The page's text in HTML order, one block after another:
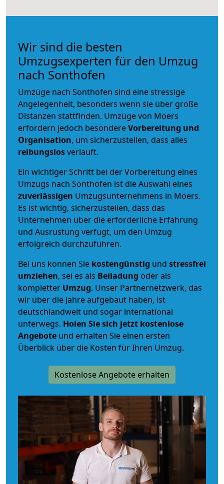
Wir sind die besten
Umzugsexperten für den Umzug
nach Sonthofen
Umzüge nach Sonthofen sind eine stressige
Angelegenheit, besonders wenn sie über große
Distanzen stattfinden. Umzüge von Moers
erfordern jedoch besondereVorbereitung und
Organisation, um sicherzustellen, dass alles
reibungslosverläuft.
Ein wichtiger Schritt bei der Vorbereitung eines
Umzugs nach Sonthofen ist die Auswahl eines
zuverlässigen Umzugsunternehmens in Moers.
Es ist wichtig, sicherzustellen, dass das
Unternehmen über die erforderliche Erfahrung
und Ausrüstung verfügt, um den Umzug
erfolgreich durchzuführen.
Bei uns können Sie kostengünstig und stressfrei
umziehen, sei es als Beiladung oder als
kompletter Umzug. Unser Partnernetzwerk, das
wir über die Jahre aufgebaut haben, ist
deutschlandweit und sogar international
unterwegs. Holen Sie sich jetzt kostenlose
Angebote und erhalten Sie einen ersten
Überblick über die Kosten für Ihren Umzug.
Kostenlose Angebote erhalten